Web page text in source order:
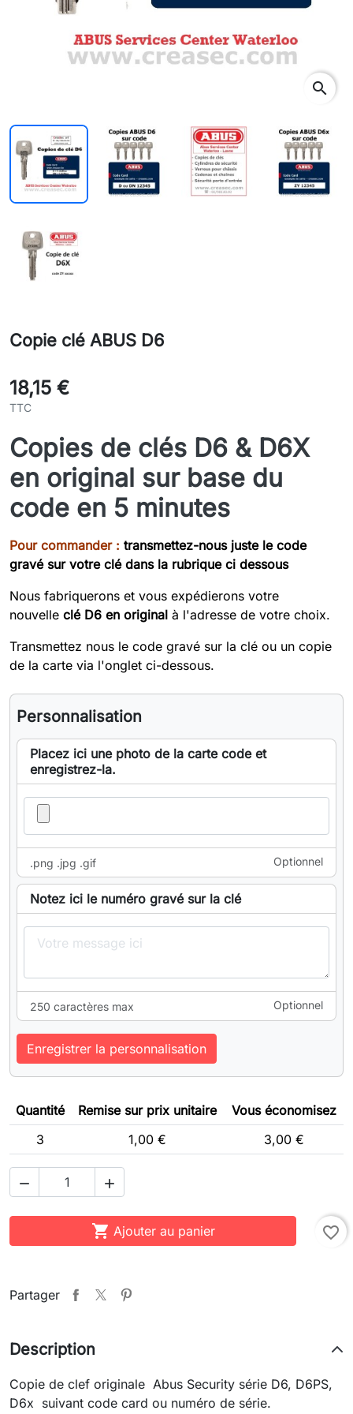
Copie clé ABUS D6
18,15 €
TTC
Copies de clés D6 & D6X
en original sur base du
code en 5 minutes
Pour commander : transmettez-nousjuste le code
gravé sur votre clé dans la rubrique ci dessous
Nous fabriquerons et vous expédierons votre
nouvelle clé D6 en original à l'adresse de votre choix.
Transmettez nous le code gravé sur la clé ou un copie
de la carte via l'onglet ci-dessous.
Personnalisation
Placez ici une photo de la carte code et
enregistrez-la.
.png .jpg .gif Optionnel
Notez ici le numéro gravé sur la clé
250 caractères max Optionnel
Enregistrer la personnalisation
Quantité Remise sur prix unitaire
Vous économisez
3
1,00 € 3,00 €
 
 Ajouter au panier favorite_border
Partager
Description
Copie de clef originale Abus Security série D6, D6PS,
D6x suivant code card ou numéro de série.